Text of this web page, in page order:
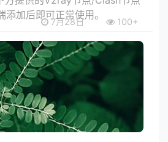
加后即可正常使用。
7月28日 100+